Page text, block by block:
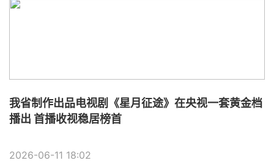
我省制作出品电视剧《星月征途》在央视一套黄金档
播出 首播收视稳居榜首
2026-06-11 18:02